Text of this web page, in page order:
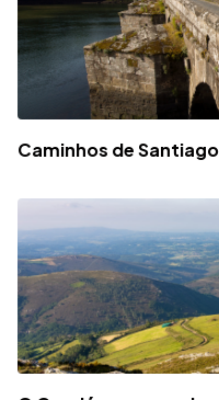
Caminhos de Santiago